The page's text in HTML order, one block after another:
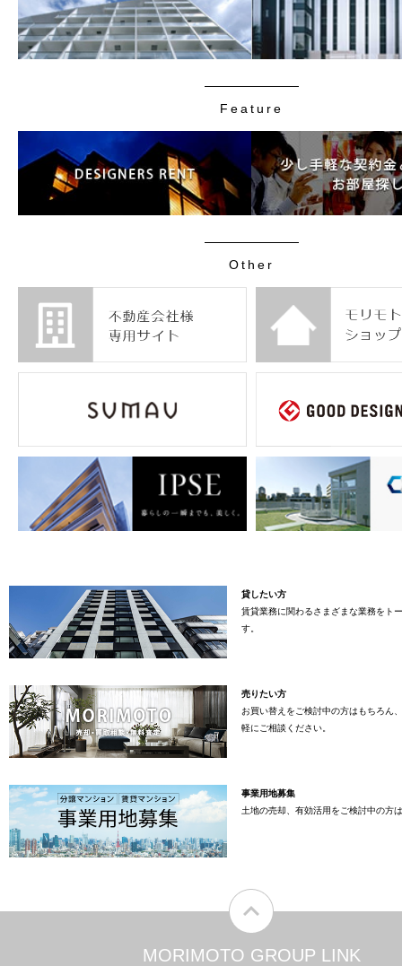
Feature
Other
貸したい方
賃貸業務に関わるさまざまな業務をト
す。
売りたい方
お買い替えをご検討中の方はもちろん
軽にご相談ください。
事業用地募集
土地の売却、有効活用をご検討中の方
MORIMOTO GROUP LINK